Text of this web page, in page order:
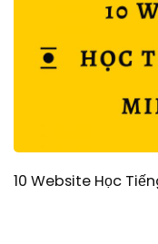
10 Website Học